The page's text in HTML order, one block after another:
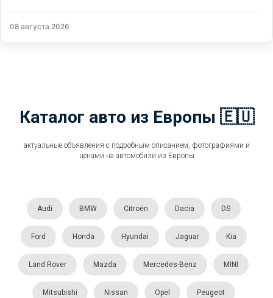
08 августа 2026
Каталог авто из Европы 🇪🇺
актуальные объявления с подробным описанием, фотографиями и
ценами на автомобили из Европы
Audi BMW Citroën Dacia DS
Ford Honda Hyundai Jaguar Kia
Land Rover Mazda Mercedes-Benz MINI
Mitsubishi Nissan Opel Peugeot